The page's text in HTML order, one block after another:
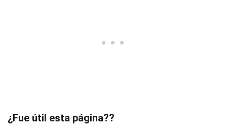
¿Fue útil esta página??